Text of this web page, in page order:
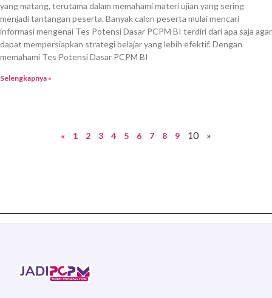
yang matang, terutama dalam memahami materi ujian yang sering
menjadi tantangan peserta. Banyak calon peserta mulai mencari
informasi mengenai Tes Potensi Dasar PCPM BI terdiri dari apa saja agar
dapat mempersiapkan strategi belajar yang lebih efektif. Dengan
memahami Tes Potensi Dasar PCPM BI
Selengkapnya »
« 1 2 3 4 5 6 7 8 9 10 »